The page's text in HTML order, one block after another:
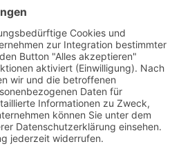
Original Zeitnahme